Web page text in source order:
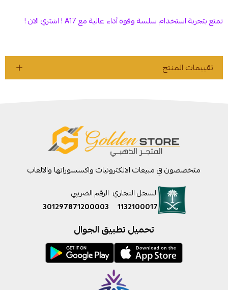
تمتع بتجربة استخدام سلسة وقوة أداء عالية مع A17 ! اشتري الان !
تقييمات المنتج
متخصصون في مبيعات الالكترونيات واكسسوراتها والالعاب
السجل التجاري
1132100017
الرقم الضريبي
301297871200003
تحميل تطبيق الجوال